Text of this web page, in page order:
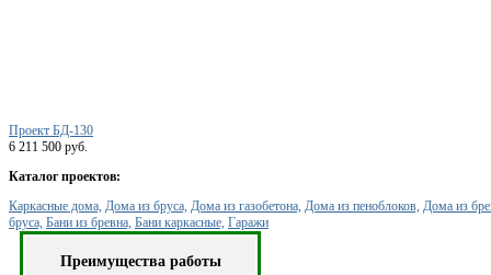
Проект БД-130
6 211 500 руб.
Каталог проектов:
Каркасные дома, Дома из бруса, Дома из газобетона, Дома из пеноблоков, Дома из
бруса, Бани из бревна, Бани каркасные, Гаражи
Преимущества работы